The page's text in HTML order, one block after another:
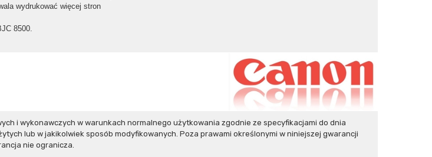
wydrukować więcej stron
8500.
i wykonawczych w warunkach normalnego użytkowania zgodnie ze specyfikacjami do dnia
lub w jakikolwiek sposób modyfikowanych. Poza prawami określonymi w niniejszej gwarancji
nie ogranicza.